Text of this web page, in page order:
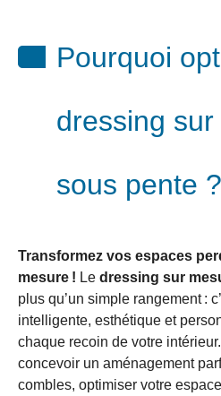
Pourquoi
dressing
sous pente ?
Transformez vos espaces
mesure ! Le dressing sur
plus qu’un simple rangement :
intelligente, esthétique et
chaque recoin de votre
concevoir un aménagement
combles, optimiser votre